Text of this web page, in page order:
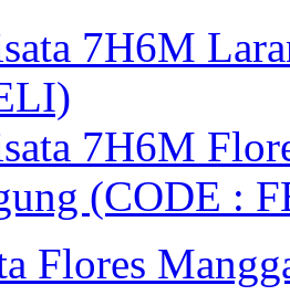
7H6M
7H6M
(CODE :
Flores